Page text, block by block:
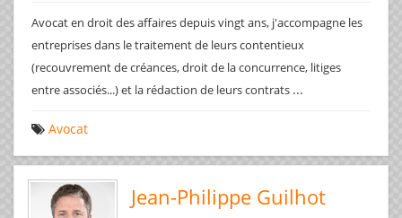
Avocat en droit des affaires depuis vingt ans, j'accompagne les
entreprises dans le traitement de leurs contentieux
(recouvrement de créances, droit de la concurrence, litiges
entre associés...) et la rédaction de leurs contrats ...
Avocat
Jean-Philippe Guilhot